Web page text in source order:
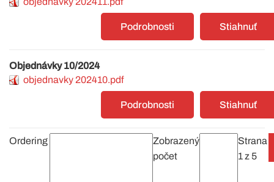
Stiahnuť
Podrobnosti
Objednávky 10/2024
objednavky 202410.pdf
Stiahnuť
Podrobnosti
Ordering
Zobrazený
počet
Strana
1 z 5